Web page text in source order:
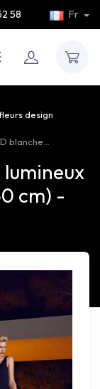
58 Fr
design
blanche...
lumineux
cm) -